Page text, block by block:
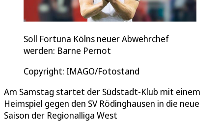
Soll Fortuna Kölns neuer Abwehrchef
werden: Barne Pernot
Copyright: IMAGO/Fotostand
Am Samstag startet der Südstadt-Klub mit einem
Heimspiel gegen den SV Rödinghausen in die neue
Saison der Regionalliga West